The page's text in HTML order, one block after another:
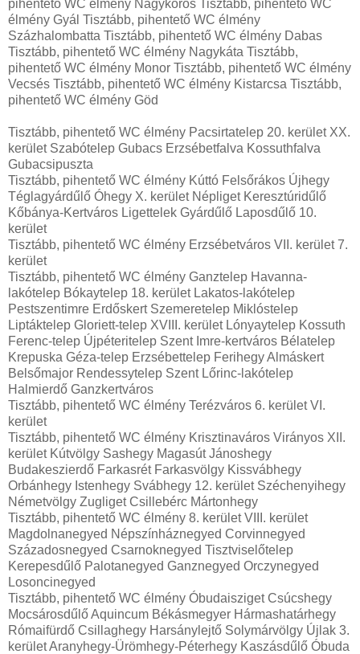
pihentető WC élmény Nagykőrös Tisztább, pihentető WC
élmény Gyál Tisztább, pihentető WC élmény
Százhalombatta Tisztább, pihentető WC élmény Dabas
Tisztább, pihentető WC élmény Nagykáta Tisztább,
pihentető WC élmény Monor Tisztább, pihentető WC élmény
Vecsés Tisztább, pihentető WC élmény Kistarcsa Tisztább,
pihentető WC élmény Göd
Tisztább, pihentető WC élmény Pacsirtatelep 20. kerület XX.
kerület Szabótelep Gubacs Erzsébetfalva Kossuthfalva
Gubacsipuszta
Tisztább, pihentető WC élmény Kúttó Felsőrákos Újhegy
Téglagyárdűlő Óhegy X. kerület Népliget Keresztúridűlő
Kőbánya-Kertváros Ligettelek Gyárdűlő Laposdűlő 10.
kerület
Tisztább, pihentető WC élmény Erzsébetváros VII. kerület 7.
kerület
Tisztább, pihentető WC élmény Ganztelep Havanna-
lakótelep Bókaytelep 18. kerület Lakatos-lakótelep
Pestszentimre Erdőskert Szemeretelep Miklóstelep
Liptáktelep Gloriett-telep XVIII. kerület Lónyaytelep Kossuth
Ferenc-telep Újpéteritelep Szent Imre-kertváros Bélatelep
Krepuska Géza-telep Erzsébettelep Ferihegy Almáskert
Belsőmajor Rendessytelep Szent Lőrinc-lakótelep
Halmierdő Ganzkertváros
Tisztább, pihentető WC élmény Terézváros 6. kerület VI.
kerület
Tisztább, pihentető WC élmény Krisztinaváros Virányos XII.
kerület Kútvölgy Sashegy Magasút Jánoshegy
Budakeszierdő Farkasrét Farkasvölgy Kissvábhegy
Orbánhegy Istenhegy Svábhegy 12. kerület Széchenyihegy
Németvölgy Zugliget Csillebérc Mártonhegy
Tisztább, pihentető WC élmény 8. kerület VIII. kerület
Magdolnanegyed Népszínháznegyed Corvinnegyed
Századosnegyed Csarnoknegyed Tisztviselőtelep
Kerepesdűlő Palotanegyed Ganznegyed Orczynegyed
Losoncinegyed
Tisztább, pihentető WC élmény Óbudaisziget Csúcshegy
Mocsárosdűlő Aquincum Békásmegyer Hármashatárhegy
Rómaifürdő Csillaghegy Harsánylejtő Solymárvölgy Újlak 3.
kerület Aranyhegy-Ürömhegy-Péterhegy Kaszásdűlő Óbuda